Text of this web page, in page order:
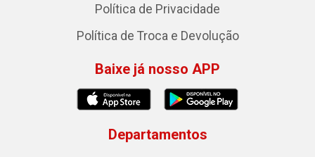
Política de Privacidade
Política de Troca e Devolução
Baixe já nosso APP
Departamentos